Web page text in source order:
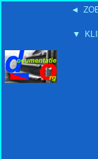
◄
▼
'15:19 19-2-2008